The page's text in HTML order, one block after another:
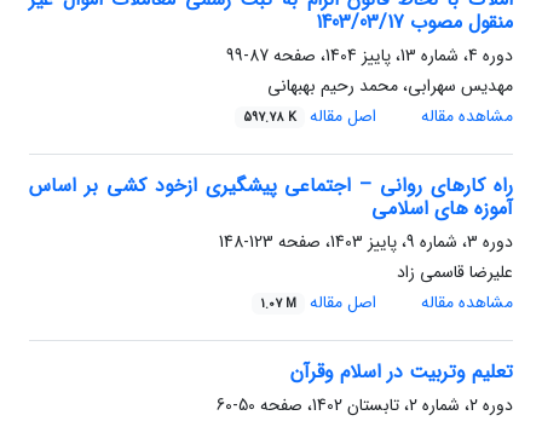
منقول مصوب 1403/03/17
دوره 4، شماره 13، پاییز 1404، صفحه
87-99
مهدیس سهرابی، محمد رحیم بهبهانی
مشاهده مقاله
اصل مقاله 597.78 K
راه کارهای روانی – اجتماعی پیشگیری ازخود کشی بر اساس
آموزه های اسلامی
دوره 3، شماره 9، پاییز 1403، صفحه
123-148
علیرضا قاسمی زاد
مشاهده مقاله
اصل مقاله 1.07 M
تعلیم وتربیت در اسلام وقرآن
دوره 2، شماره 2، تابستان 1402، صفحه
50-60